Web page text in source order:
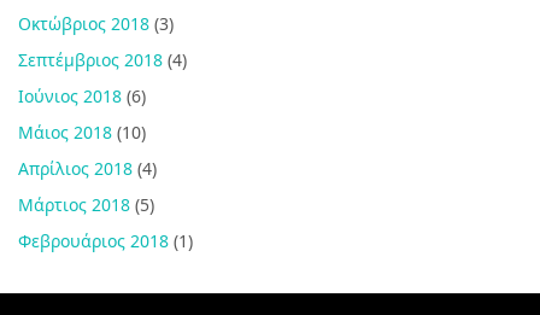
Οκτώβριος 2018 (3)
Σεπτέμβριος 2018 (4)
Ιούνιος 2018 (6)
Μάιος 2018 (10)
Απρίλιος 2018 (4)
Μάρτιος 2018 (5)
Φεβρουάριος 2018 (1)